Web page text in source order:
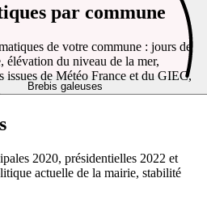
Brebis galeuses
par commune
de votre commune : jours de
élévation du niveau de la mer,
issues de Météo France et du GIEC,
2020, présidentielles 2022 et
actuelle de la mairie, stabilité